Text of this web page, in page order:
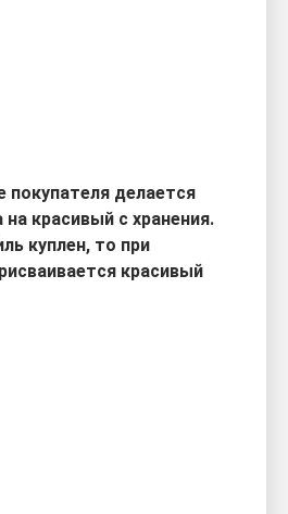
покупателя делается
красивый с хранения.
куплен, то при
красивый